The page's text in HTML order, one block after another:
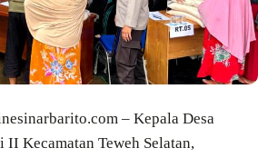
– Kepala Desa
Kecamatan Teweh Selatan,